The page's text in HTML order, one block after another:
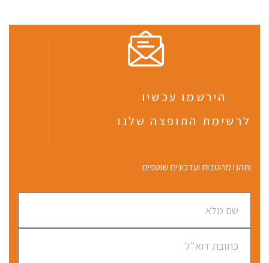
הירשמו עכשיו
לרשימת התופצה שלנו
ותהנו מהטבות ועדכונים שוטפים